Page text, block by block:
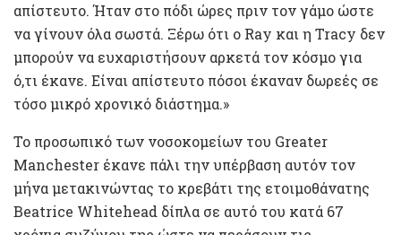
απίστευτο. Ήταν στο πόδι ώρες πριν τον γάμο ώστε
να γίνουν όλα σωστά. Ξέρω ότι ο Ray και η Tracy δεν
μπορούν να ευχαριστήσουν αρκετά τον κόσμο για
ό,τι έκανε. Είναι απίστευτο πόσοι έκαναν δωρεές σε
τόσο μικρό χρονικό διάστημα.»
Το προσωπικό των νοσοκομείων του Greater
Manchester έκανε πάλι την υπέρβαση αυτόν τον
μήνα μετακινώντας το κρεβάτι της ετοιμοθάνατης
Beatrice Whitehead δίπλα σε αυτό του κατά 67